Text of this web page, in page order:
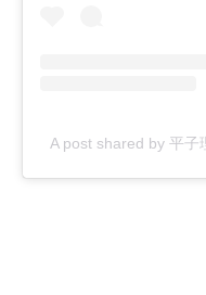
A post shared by 平子